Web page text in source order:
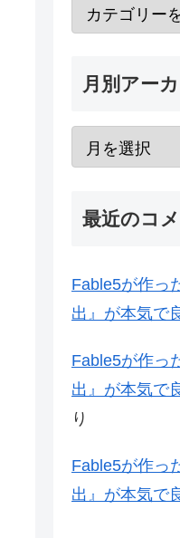
月別アー
最近のコ
Fable5が作っ
出』が本気で
Fable5が作っ
出』が本気で
り
Fable5が作っ
出』が本気で